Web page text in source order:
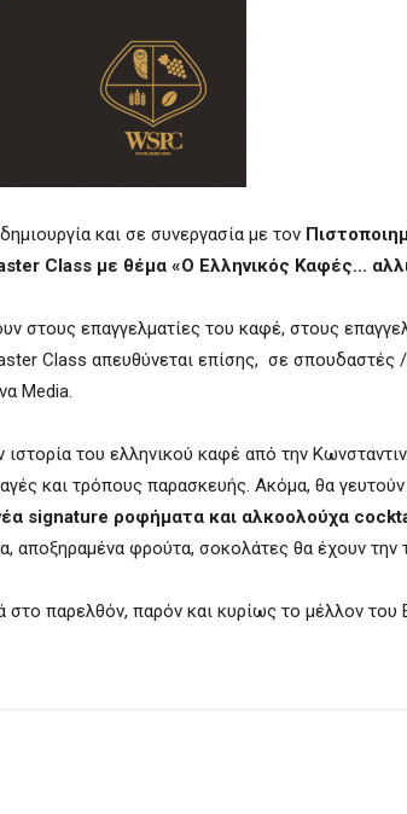
και σε συνεργασία με τον
Class με θέμα «Ο Ελληνικός Καφές…
στους επαγγελματίες του καφέ, στους
Class απευθύνεται επίσης, σε σπουδαστές
Media.
του ελληνικού καφέ από την
και τρόπους παρασκευής. Ακόμα, θα
signature ροφήματα και αλκοολούχα
αποξηραμένα φρούτα, σοκολάτες θα έχουν την
παρελθόν, παρόν και κυρίως το μέλλον του